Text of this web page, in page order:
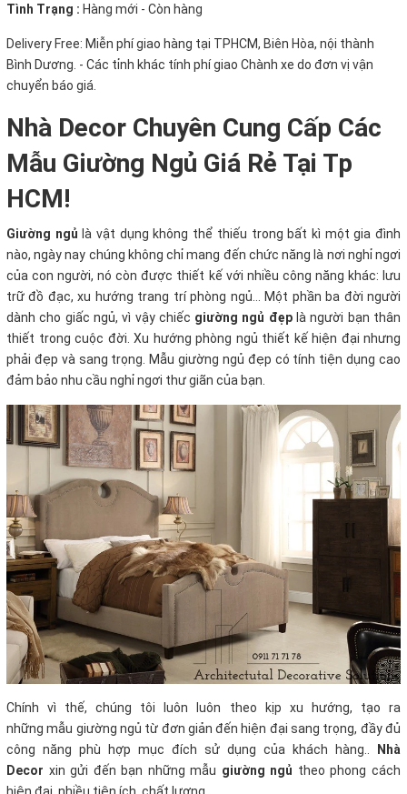
Tình Trạng : Hàng mới - Còn hàng
Delivery Free: Miễn phí giao hàng tại TPHCM, Biên Hòa, nội thành
Bình Dương. - Các tỉnh khác tính phí giao Chành xe do đơn vị vận
chuyển báo giá.
Nhà Decor Chuyên Cung Cấp Các
Mẫu Giường Ngủ Giá Rẻ Tại Tp
HCM!
Giường ngủ là vật dụng không thể thiếu trong bất kì một gia đình
nào, ngày nay chúng không chỉ mang đến chức năng là nơi nghỉ ngơi
của con người, nó còn được thiết kế với nhiều công năng khác: lưu
trữ đồ đạc, xu hướng trang trí phòng ngủ... Một phần ba đời người
dành cho giấc ngủ, vì vậy chiếc giường ngủ đẹplà người bạn thân
thiết trong cuộc đời. Xu hướng phòng ngủ thiết kế hiện đại nhưng
phải đẹp và sang trọng. Mẫu giường ngủ đẹp có tính tiện dụng cao
đảm bảo nhu cầu nghỉ ngơi thư giãn của bạn.
Chính vì thế, chúng tôi luôn luôn theo kịp xu hướng, tạo ra
những mẫu giường ngủ từ đơn giản đến hiện đại sang trọng, đầy đủ
công năng phù hợp mục đích sử dụng của khách hàng..
Nhà
Decor xin gửi đến bạn những mẫu giường ngủ theo phong cách